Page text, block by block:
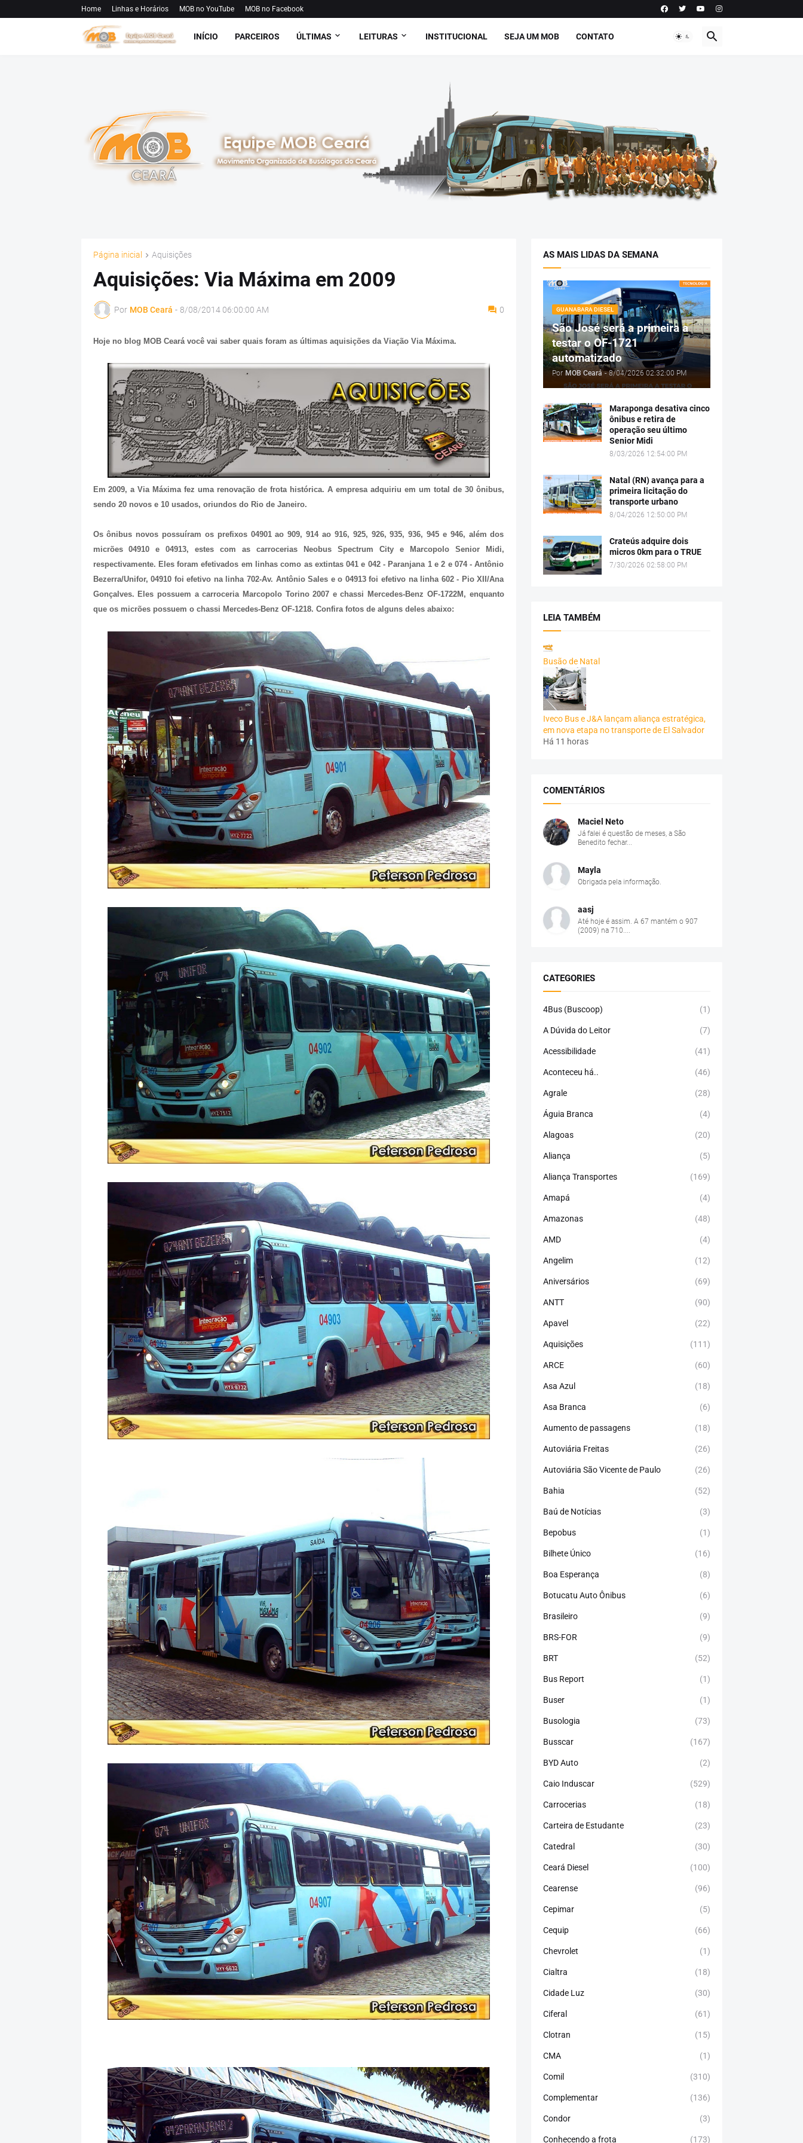
Home Linhas e Horários MOB no YouTube MOB no Facebook
INÍCIO PARCEIROS ÚLTIMAS LEITURAS INSTITUCIONAL SEJA UM MOB CONTATO
Página inicial Aquisições
Aquisições: Via Máxima em 2009
Por MOB Ceará - 8/08/2014 06:00:00 AM 0
Hoje no blog MOB Ceará você vai saber quais foram as últimas aquisições da Viação Via Máxima.
Em 2009, a Via Máxima fez uma renovação de frota histórica. A empresa adquiriu em um total de 30 ônibus,
sendo 20 novos e 10 usados, oriundos do Rio de Janeiro.
Os ônibus novos possuíram os prefixos 04901 ao 909, 914 ao 916, 925, 926, 935, 936, 945 e 946, além dos
micrões 04910 e 04913, estes com as carrocerias Neobus Spectrum City e Marcopolo Senior Midi,
respectivamente. Eles foram efetivados em linhas como as extintas 041 e 042 - Paranjana 1 e 2 e 074 - Antônio
Bezerra/Unifor, 04910 foi efetivo na linha 702-Av. Antônio Sales e o 04913 foi efetivo na linha 602 - Pio XII/Ana
Gonçalves. Eles possuem a carroceria Marcopolo Torino 2007 e chassi Mercedes-Benz OF-1722M, enquanto
que os micrões possuem o chassi Mercedes-Benz OF-1218. Confira fotos de alguns deles abaixo:
AS MAIS LIDAS DA SEMANA
GUANABARA DIESEL
São José será a primeira a
testar o OF-1721
automatizado
Por MOB Ceará - 8/04/2026 02:32:00 PM
Maraponga desativa cinco
ônibus e retira de
operação seu último
Senior Midi
8/03/2026 12:54:00 PM
Natal (RN) avança para a
primeira licitação do
transporte urbano
8/04/2026 12:50:00 PM
Crateús adquire dois
micros 0km para o TRUE
7/30/2026 02:58:00 PM
LEIA TAMBÉM
Busão de Natal
Iveco Bus e J&A lançam aliança estratégica,
em nova etapa no transporte de El Salvador
Há 11 horas
COMENTÁRIOS
Maciel Neto
Já falei é questão de meses, a São
Benedito fechar...
Mayla
Obrigada pela informação.
aasj
Até hoje é assim. A 67 mantém o 907
(2009) na 710....
CATEGORIES
4Bus (Buscoop) (1)
A Dúvida do Leitor (7)
Acessibilidade (41)
Aconteceu há.. (46)
Agrale (28)
Águia Branca (4)
Alagoas (20)
Aliança (5)
Aliança Transportes (169)
Amapá (4)
Amazonas (48)
AMD (4)
Angelim (12)
Aniversários (69)
ANTT (90)
Apavel (22)
Aquisições (111)
ARCE (60)
Asa Azul (18)
Asa Branca (6)
Aumento de passagens (18)
Autoviária Freitas (26)
Autoviária São Vicente de Paulo (26)
Bahia (52)
Baú de Notícias (3)
Bepobus (1)
Bilhete Único (16)
Boa Esperança (8)
Botucatu Auto Ônibus (6)
Brasileiro (9)
BRS-FOR (9)
BRT (52)
Bus Report (1)
Buser (1)
Busologia (73)
Busscar (167)
BYD Auto (2)
Caio Induscar (529)
Carrocerias (18)
Carteira de Estudante (23)
Catedral (30)
Ceará Diesel (100)
Cearense (96)
Cepimar (5)
Cequip (66)
Chevrolet (1)
Cialtra (18)
Cidade Luz (30)
Ciferal (61)
Clotran (15)
CMA (1)
Comil (310)
Complementar (136)
Condor (3)
Conhecendo a frota (173)